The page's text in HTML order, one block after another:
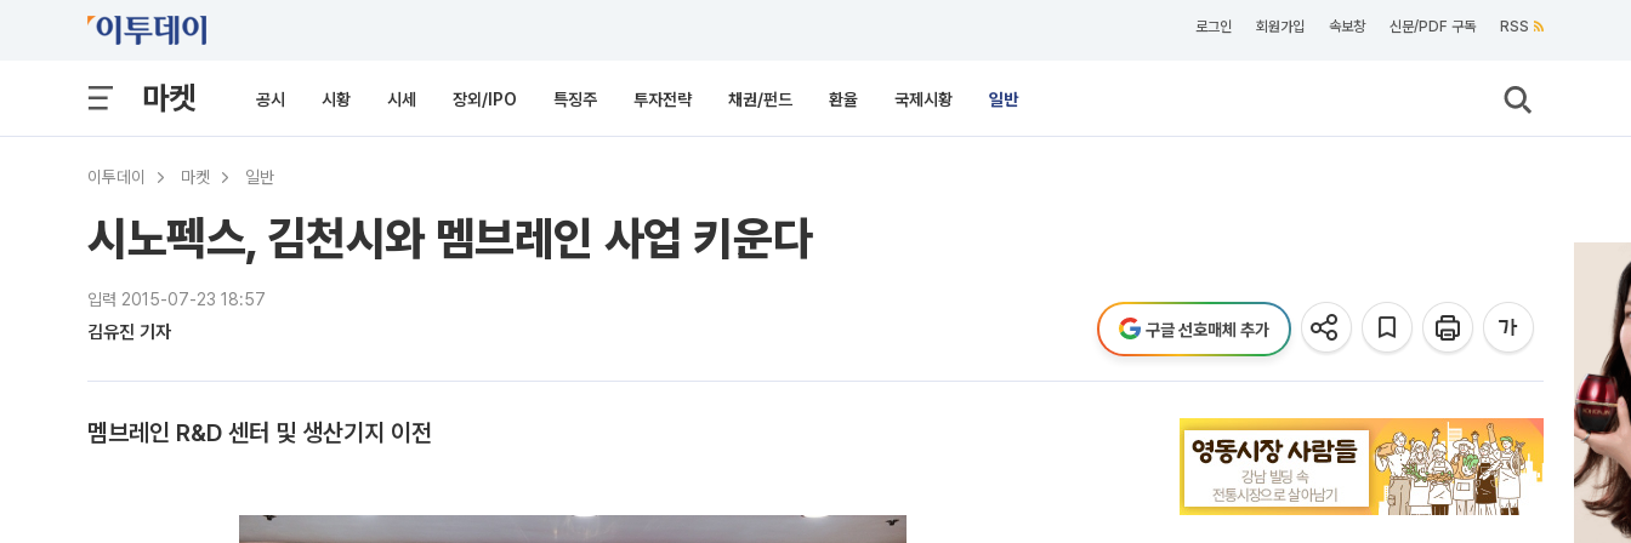
로그인 회원가입 속보창 신문/PDF 구독 RSS
마켓 공시 시황 시세 장외/IPO 특징주 투자전략 채권/펀드 환율 국제시황 일반
이투데이 마켓 일반
시노펙스, 김천시와 멤브레인 사업 키운다
입력 2015-07-23 18:57
김유진 기자 구글 선호매체 추가
멤브레인 R&D 센터 및 생산기지 이전